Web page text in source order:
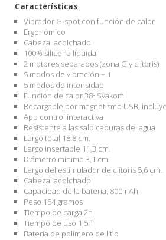
Características
Vibrador G-spot con función de calor
Ergonómico
Cabezal acolchado
100% silicona líquida
2 motores separados (zona G y clítoris)
5 modos de vibración + 1
5 modos de intensidad
Función de calor 38º Svakom
Recargable por magnetismo USB,
App control interactiva
Resistente a las salpicaduras del agua
Largo total 18,8 cm.
Largo insertable 11,3 cm.
Diámetro mínimo 3,1 cm.
Largo del estimulador de clítoris 5,6 cm.
Cabezal acolchado
Capacidad de la batería: 800mAh
Peso 154 gramos
Tiempo de carga 2h
Tiempo de uso 1,5h
Batería de polímero de litio